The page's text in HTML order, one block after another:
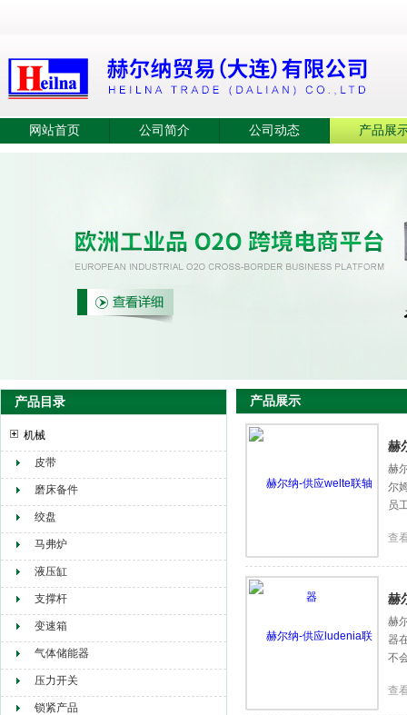
赫尔纳贸易（大连）有限公司
网站首页 公司简介 公司动态 产品展
产品目录
机械
皮带
磨床备件
绞盘
马弗炉
液压缸
支撑杆
变速箱
气体储能器
压力开关
锁紧产品
产品展示
赫
赫
尔
员
查
赫
赫
器
不
查